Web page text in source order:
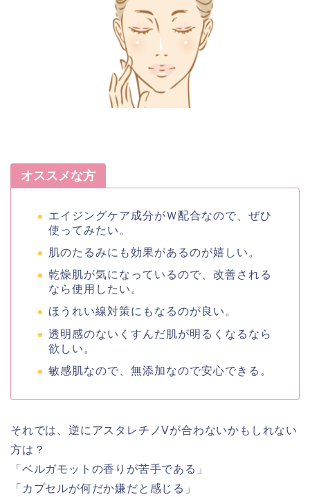
オススメな方
エイジングケア成分がＷ配合なので、ぜひ
使ってみたい。
肌のたるみにも効果があるのが嬉しい。
乾燥肌が気になっているので、改善される
なら使用したい。
ほうれい線対策にもなるのが良い。
透明感のないくすんだ肌が明るくなるなら
欲しい。
敏感肌なので、無添加なので安心できる。
それでは、逆に アスタレチノVが合わないかもしれない
方は？
「ベルガモットの香りが苦手である」
「カプセルが何だか嫌だと感じる」